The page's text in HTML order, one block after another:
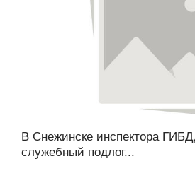
В Снежинске инспектора
служебный подлог...